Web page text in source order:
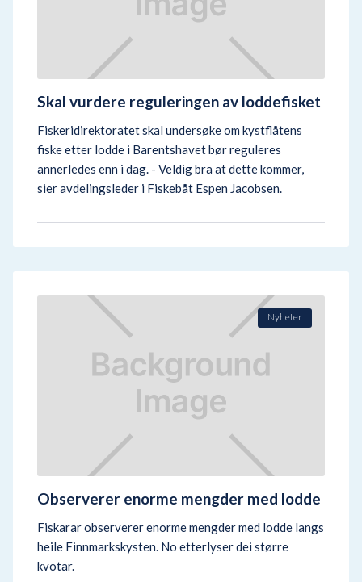
Skal vurdere reguleringen av loddefisket
Fiskeridirektoratet skal undersøke om kystflåtens
fiske etter lodde i Barentshavet bør reguleres
annerledes enn i dag. - Veldig bra at dette kommer,
sier avdelingsleder i Fiskebåt Espen Jacobsen.
Nyheter
Observerer enorme mengder med lodde
Fiskarar observerer enorme mengder med lodde langs
heile Finnmarkskysten. No etterlyser dei større
kvotar.